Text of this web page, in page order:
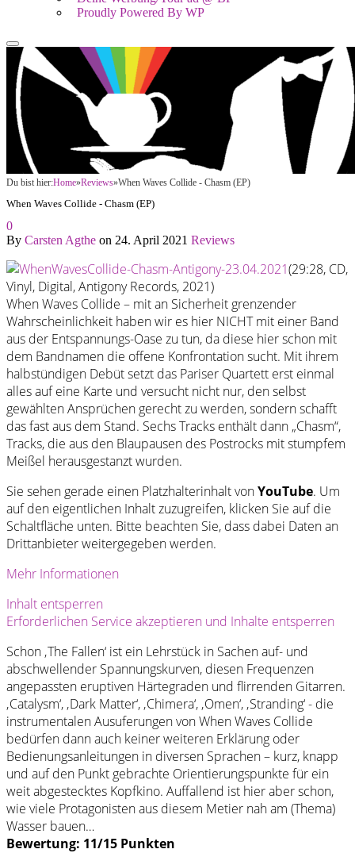
Proudly Powered By WP
Du bist hier:Home»Reviews»When Waves Collide - Chasm (EP)
When Waves Collide - Chasm (EP)
0
By Carsten Agthe on 24. April 2021 Reviews
(29:28, CD,
Vinyl, Digital, Antigony Records, 2021)
When Waves Collide – mit an Sicherheit grenzender
Wahrscheinlichkeit haben wir es hier NICHT mit einer Band
aus der Entspannungs-Oase zu tun, da diese hier schon mit
dem Bandnamen die offene Konfrontation sucht. Mit ihrem
halbstündigen Debüt setzt das Pariser Quartett erst einmal
alles auf eine Karte und versucht nicht nur, den selbst
gewählten Ansprüchen gerecht zu werden, sondern schafft
das fast aus dem Stand. Sechs Tracks enthält dann „Chasm“,
Tracks, die aus den Blaupausen des Postrocks mit stumpfem
Meißel herausgestanzt wurden.
Sie sehen gerade einen Platzhalterinhalt vonYouTube. Um
auf den eigentlichen Inhalt zuzugreifen, klicken Sie auf die
Schaltfläche unten. Bitte beachten Sie, dass dabei Daten an
Drittanbieter weitergegeben werden.
Mehr Informationen
Inhalt entsperren
Erforderlichen Service akzeptieren und Inhalte entsperren
Schon ‚The Fallen‘ ist ein Lehrstück in Sachen auf- und
abschwellender Spannungskurven, diesen Frequenzen
angepassten eruptiven Härtegraden und flirrenden Gitarren.
‚Catalysm‘, ‚Dark Matter‘, ‚Chimera‘, ‚Omen‘, ‚Stranding‘ - die
instrumentalen Ausuferungen von When Waves Collide
bedürfen dann auch keiner weiteren Erklärung oder
Bedienungsanleitungen in diversen Sprachen – kurz, knapp
und auf den Punkt gebrachte Orientierungspunkte für ein
weit abgestecktes Kopfkino. Auffallend ist hier aber schon,
wie viele Protagonisten aus diesem Metier nah am (Thema)
Wasser bauen…
Bewertung: 11/15 Punkten